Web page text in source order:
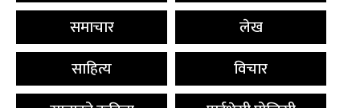
समाचार
लेख
साहित्य
विचार